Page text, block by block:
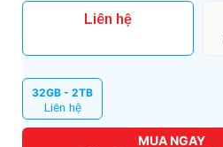
Liên hệ
32GB - 2TB
Liên hệ
MUA NGAY